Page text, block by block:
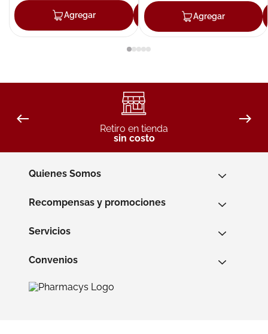
Agregar Agregar
Agregar
Retiro en tienda
sin costo
Quienes Somos
Recompensas y promociones
Servicios
Convenios